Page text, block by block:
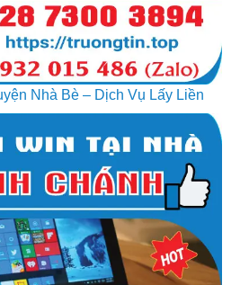
Nhà Bè – Dịch Vụ Lấy Liền